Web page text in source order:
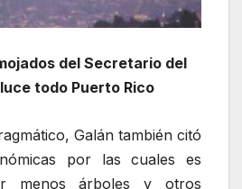
del Secretario del
todo Puerto Rico
Galán también citó
por las cuales es
menos árboles y otros